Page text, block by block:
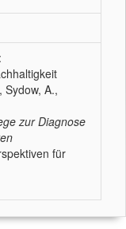
Sydow, A.,
zur Diagnose
für